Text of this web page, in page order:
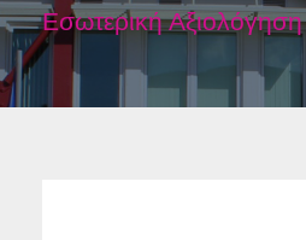
Εσωτερική Αξιολόγηση